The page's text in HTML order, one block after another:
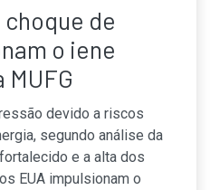
de
o iene
devido a riscos
segundo análise da
e a alta dos
EUA impulsionam o